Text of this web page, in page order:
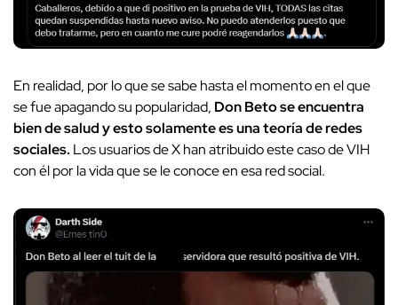
En realidad, por lo que se sabe hasta el momento en el que
se fue apagando su popularidad, Don Beto se encuentra
bien de salud y esto solamente es una teoría de redes
sociales. Los usuarios de X han atribuido este caso de VIH
con él por la vida que se le conoce en esa red social.